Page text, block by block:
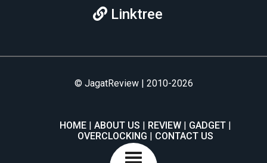
Linktree
© JagatReview | 2010-2026
HOME ABOUT US REVIEW
GADGET
OVERCLOCKING
CONTACT US